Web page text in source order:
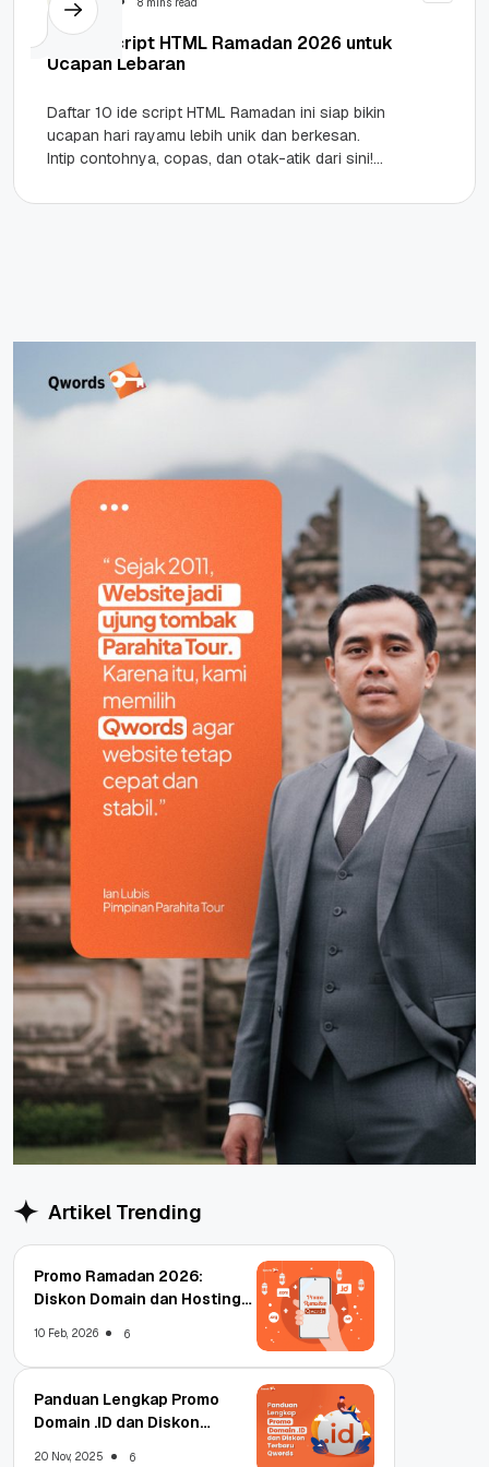
10 Ide Script HTML Ramadan 2026 untuk
Ucapan Lebaran
Daftar 10 ide script HTML Ramadan ini siap bikin
ucapan hari rayamu lebih unik dan berkesan.
Intip contohnya, copas, dan otak-atik dari sini!
Artikel Trending
Promo Ramadan 2026:
Diskon Domain dan Hosting
10 Feb, 2026 6
Panduan Lengkap Promo
Domain .ID dan Diskon
20 Nov, 2025 6